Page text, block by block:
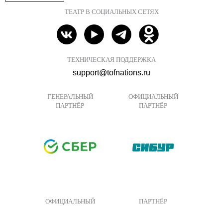
ТЕАТР В СОЦИАЛЬНЫХ СЕТЯХ
ТЕХНИЧЕСКАЯ ПОДДЕРЖКА
support@tofnations.ru
ГЕНЕРАЛЬНЫЙ
ПАРТНЁР
ОФИЦИАЛЬНЫЙ
ПАРТНЁР
ОФИЦИАЛЬНЫЙ
ПАРТНЁР